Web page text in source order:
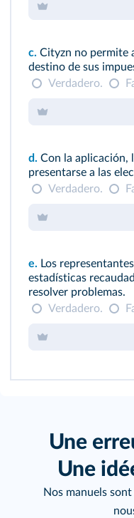
c. Cityzn no permite
destino de sus
Verdadero.
d. Con la aplicación,
presentarse a las
Verdadero.
e. Los
estadísticas
resolver problemas.
Verdadero.
Une
Une
Nos manuels